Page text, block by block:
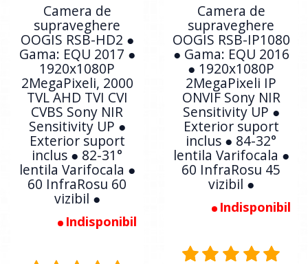
Camera de
supraveghere
OOGIS RSB-HD2 ●
Gama: EQU 2017 ●
1920x1080P
2MegaPixeli, 2000
TVL AHD TVI CVI
CVBS Sony NIR
Sensitivity UP ●
Exterior suport
inclus ● 82-31°
lentila Varifocala ●
60 InfraRosu 60
vizibil ●
Indisponibil
Camera de
supraveghere
OOGIS RSB-IP1080
● Gama: EQU 2016
● 1920x1080P
2MegaPixeli IP
ONVIF Sony NIR
Sensitivity UP ●
Exterior suport
inclus ● 84-32°
lentila Varifocala ●
60 InfraRosu 45
vizibil ●
Indisponibil